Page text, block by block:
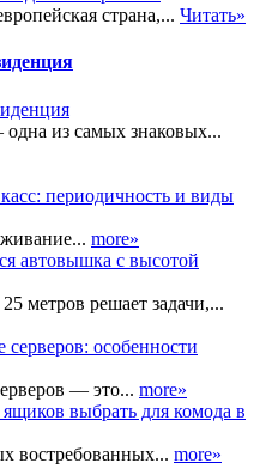
страна,... Читать»
из самых знаковых...
more»
метров решает задачи,...
— это... more»
востребованных... more»